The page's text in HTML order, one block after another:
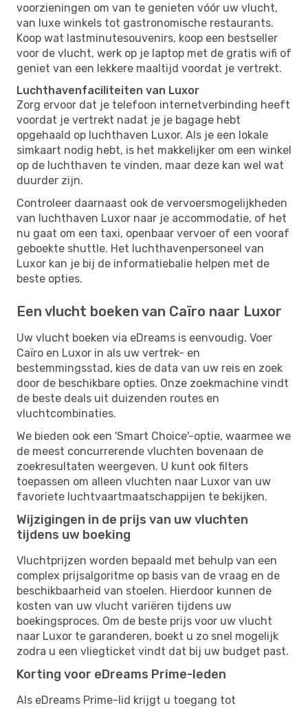
voorzieningen om van te genieten vóór uw vlucht,
van luxe winkels tot gastronomische restaurants.
Koop wat lastminutesouvenirs, koop een bestseller
voor de vlucht, werk op je laptop met de gratis wifi of
geniet van een lekkere maaltijd voordat je vertrekt.
Luchthavenfaciliteiten van Luxor
Zorg ervoor dat je telefoon internetverbinding heeft
voordat je vertrekt nadat je je bagage hebt
opgehaald op luchthaven Luxor. Als je een lokale
simkaart nodig hebt, is het makkelijker om een ​​winkel
op de luchthaven te vinden, maar deze kan wel wat
duurder zijn.
Controleer daarnaast ook de vervoersmogelijkheden
van luchthaven Luxor naar je accommodatie, of het
nu gaat om een ​​taxi, openbaar vervoer of een vooraf
geboekte shuttle. Het luchthavenpersoneel van
Luxor kan je bij de informatiebalie helpen met de
beste opties.
Een vlucht boeken van Caïro naar Luxor
Uw vlucht boeken via eDreams is eenvoudig. Voer
Caïro en Luxor in als uw vertrek- en
bestemmingsstad, kies de data van uw reis en zoek
door de beschikbare opties. Onze zoekmachine vindt
de beste deals uit duizenden routes en
vluchtcombinaties.
We bieden ook een 'Smart Choice'-optie, waarmee we
de meest concurrerende vluchten bovenaan de
zoekresultaten weergeven. U kunt ook filters
toepassen om alleen vluchten naar Luxor van uw
favoriete luchtvaartmaatschappijen te bekijken.
Wijzigingen in de prijs van uw vluchten
tijdens uw boeking
Vluchtprijzen worden bepaald met behulp van een
complex prijsalgoritme op basis van de vraag en de
beschikbaarheid van stoelen. Hierdoor kunnen de
kosten van uw vlucht variëren tijdens uw
boekingsproces. Om de beste prijs voor uw vlucht
naar Luxor te garanderen, boekt u zo snel mogelijk
zodra u een vliegticket vindt dat bij uw budget past.
Korting voor eDreams Prime-leden
Als eDreams Prime-lid krijgt u toegang tot